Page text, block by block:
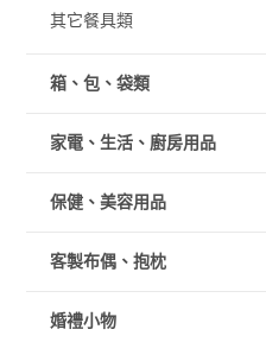
其它餐具類
箱、包、袋類
家電、生活、廚房用品
保健、美容用品
客製布偶、抱枕
婚禮小物